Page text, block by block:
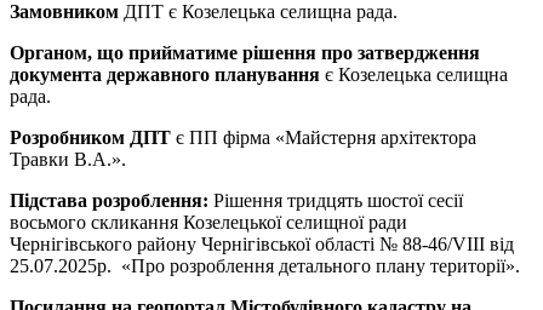
Замовником ДПТ є Козелецька селищна рада.
Органом, що прийматиме рішення про затвердження
документа державного планування є Козелецька селищна
рада.
Розробником ДПТ є ПП фірма «Майстерня архітектора
Травки В.А.».
Підстава розроблення: Рішення тридцять шостої сесії
восьмого скликання Козелецької селищної ради
Чернігівського району Чернігівської області № 88-46/VІІІ від
25.07.2025р. «Про розроблення детального плану території».